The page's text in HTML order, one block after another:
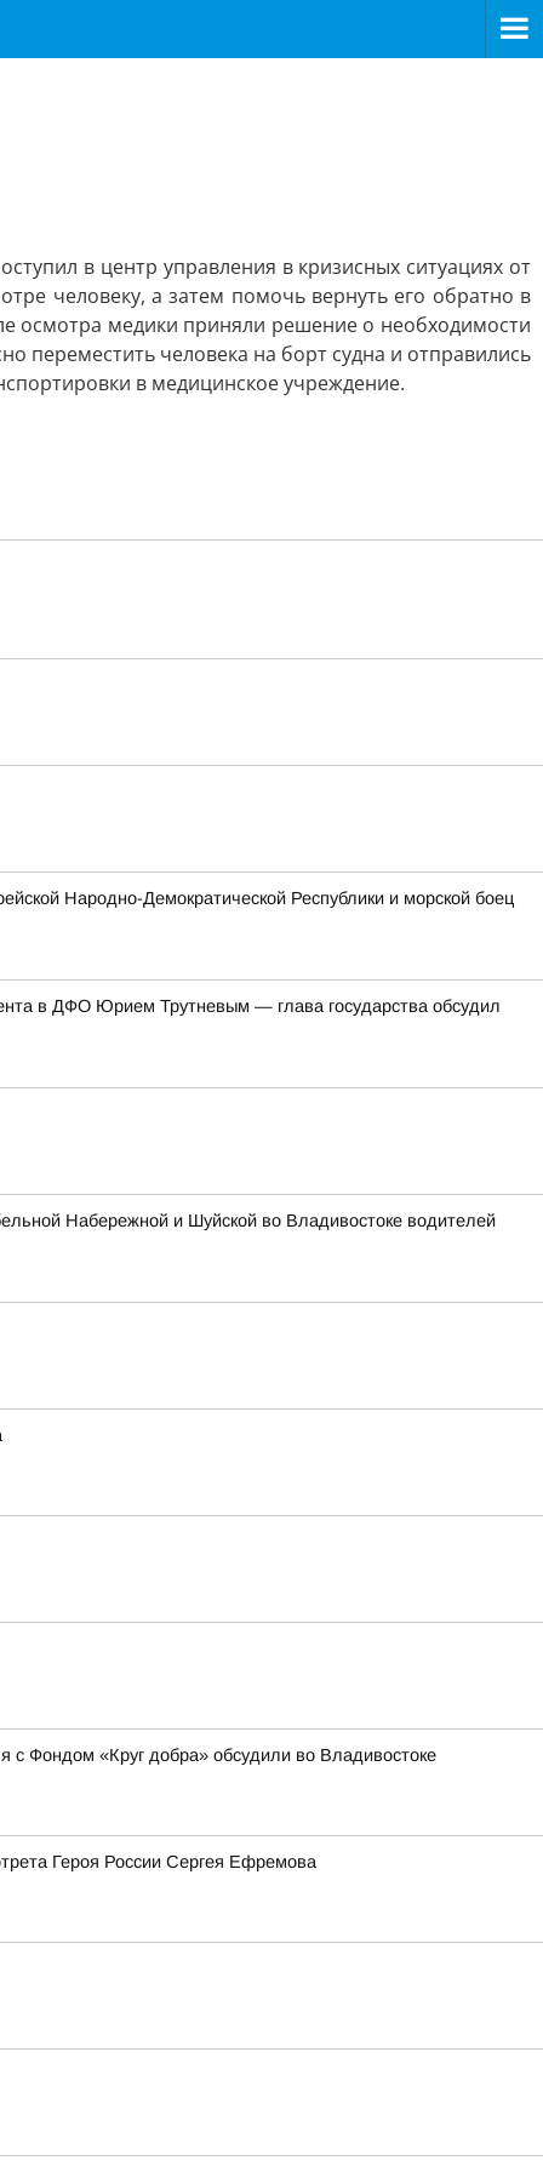
в центр управления в кризисных ситуациях от
человеку, а затем помочь вернуть его обратно в
осмотра медики приняли решение о необходимости
человека на борт судна и отправились
в медицинское учреждение.
Народно-Демократической Республики и морской боец
в ДФО Юрием Трутневым — глава государства обсудил
Набережной и Шуйской во Владивостоке водителей
Фондом «Круг добра» обсудили во Владивостоке
Героя России Сергея Ефремова